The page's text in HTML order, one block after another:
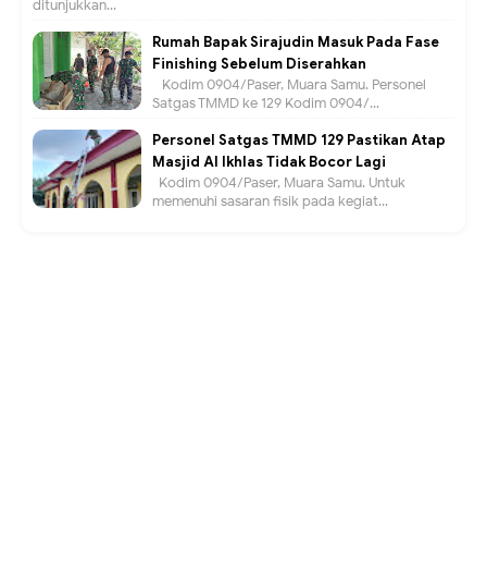
ditunjukkan...
Rumah Bapak Sirajudin Masuk Pada Fase
Finishing Sebelum Diserahkan
Kodim 0904/Paser, Muara Samu. Personel
Satgas TMMD ke 129 Kodim 0904/...
Personel Satgas TMMD 129 Pastikan Atap
Masjid Al Ikhlas Tidak Bocor Lagi
Kodim 0904/Paser, Muara Samu. Untuk
memenuhi sasaran fisik pada kegiat...